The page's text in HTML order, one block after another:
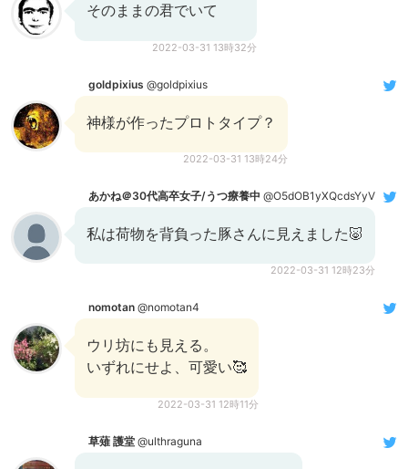
そのままの君でいて
2022-03-31 13時32分
goldpixius @goldpixius
神様が作ったプロトタイプ？
2022-03-31 13時24分
あかね＠30代高卒女子/うつ療養中 @O5dOB1yXQcdsYyV
私は荷物を背負った豚さんに見えました🐷
2022-03-31 12時23分
nomotan @nomotan4
ウリ坊にも見える。
いずれにせよ、可愛い🥰
2022-03-31 12時11分
草薙 護堂 @ulthraguna